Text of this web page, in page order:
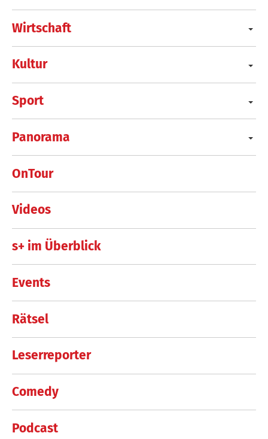
Wirtschaft
Kultur
Sport
Panorama
OnTour
Videos
s+ im Überblick
Events
Rätsel
Leserreporter
Comedy
Podcast